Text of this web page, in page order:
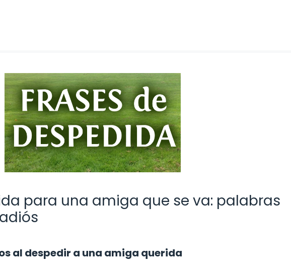
para una amiga que se va: palabras
al despedir a una amiga querida